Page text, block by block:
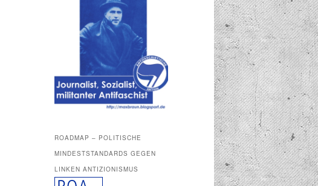
ROADMAP – POLITISCHE
MINDESTSTANDARDS GEGEN
LINKEN ANTIZIONISMUS